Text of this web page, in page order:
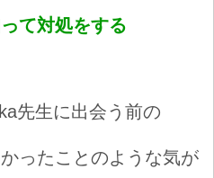
て対処をする
先生に出会う前の
ったことのような気が